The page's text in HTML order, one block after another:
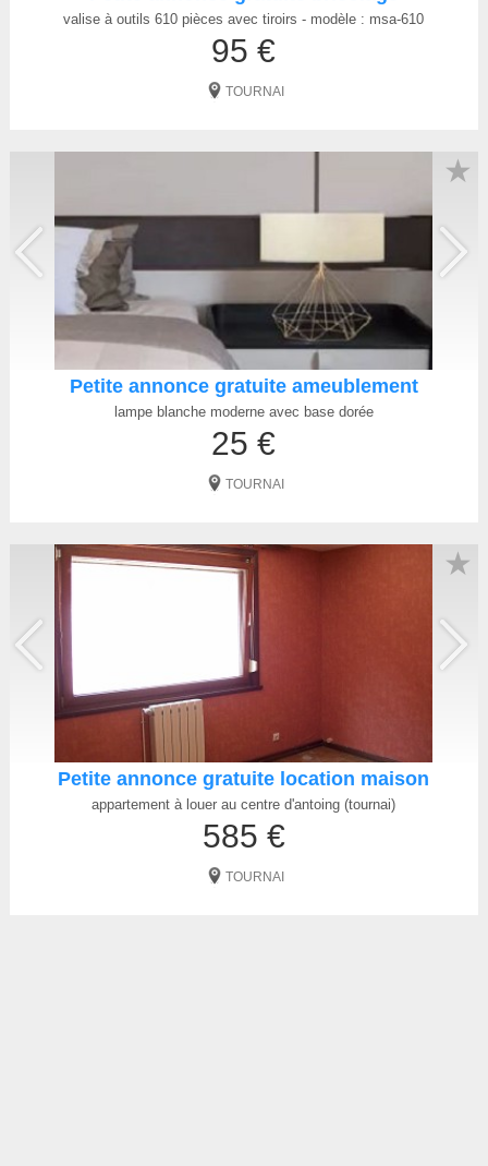
valise à outils 610 pièces avec tiroirs - modèle : msa-610
95 €
TOURNAI
Petite annonce gratuite ameublement
lampe blanche moderne avec base dorée
25 €
TOURNAI
★
Petite annonce gratuite location maison
appartement à louer au centre d'antoing (tournai)
585 €
TOURNAI
★